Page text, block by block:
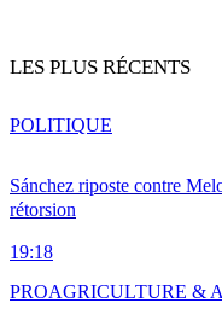
LES PLUS RÉCENTS
Sánchez riposte contre
rétorsion
19:18
POLITIQUE
PROAGRICULTURE &